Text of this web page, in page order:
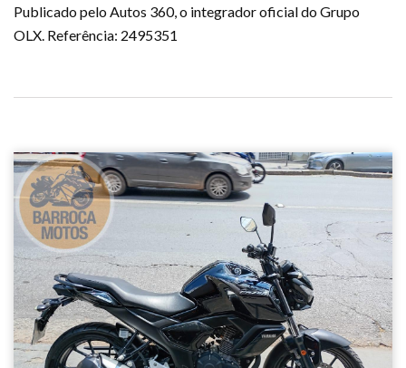
Publicado pelo Autos 360, o integrador oficial do Grupo
OLX. Referência: 2495351